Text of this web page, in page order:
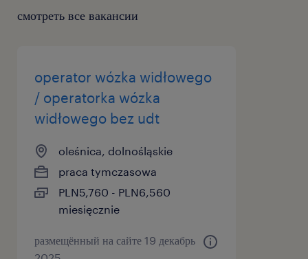
смотреть все вакансии
operator wózka widłowego
/ operatorka wózka
widłowego bez udt
oleśnica, dolnośląskie
praca tymczasowa
PLN5,760 - PLN6,560
miesięcznie
размещённый на сайте 19 декабрь